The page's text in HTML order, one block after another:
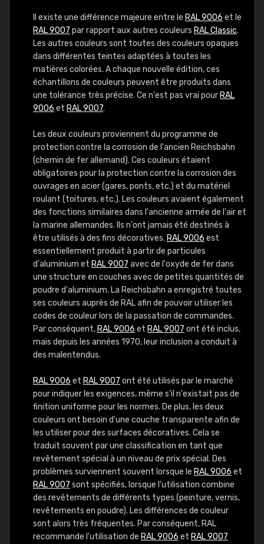
Il existe une différence majeure entre le RAL 9006 et le
RAL 9007 par rapport aux autres couleurs RAL Classic.
Les autres couleurs sont toutes des couleurs opaques
dans différentes teintes adaptées à toutes les
matières colorées. A chaque nouvelle édition, ces
échantillons de couleurs peuvent être produits dans
une tolérance très précise. Ce n'est pas vrai pour RAL
9006 et RAL 9007.
Les deux couleurs proviennent du programme de
protection contre la corrosion de l'ancien Reichsbahn
(chemin de fer allemand). Ces couleurs étaient
obligatoires pour la protection contre la corrosion des
ouvrages en acier (gares, ponts, etc.) et du matériel
roulant (toitures, etc.). Les couleurs avaient également
des fonctions similaires dans l'ancienne armée de l'air et
la marine allemandes. Ils n'ont jamais été destinés à
être utilisés à des fins décoratives. RAL 9006 est
essentiellement produit à partir de particules
d'aluminium et RAL 9007 avec de l'oxyde de fer dans
une structure en couches avec de petites quantités de
poudre d'aluminium. La Reichsbahn a enregistré toutes
ses couleurs auprès de RAL afin de pouvoir utiliser les
codes de couleur lors de la passation de commandes.
Par conséquent, RAL 9006 et RAL 9007 ont été inclus,
mais depuis les années 1970, leur inclusion a conduit à
des malentendus.
RAL 9006 et RAL 9007 ont été utilisés par le marché
pour indiquer les exigences, même s'il n'existait pas de
finition uniforme pour les normes. De plus, les deux
couleurs ont besoin d'une couche transparente afin de
les utiliser pour des surfaces décoratives. Cela se
traduit souvent par une classification en tant que
revêtement spécial à un niveau de prix spécial. Des
problèmes surviennent souvent lorsque le RAL 9006 et
RAL 9007 sont spécifiés, lorsque l'utilisation combine
des revêtements de différents types (peinture, vernis,
revêtements en poudre). Les différences de couleur
sont alors très fréquentes. Par conséquent, RAL
recommande l'utilisation de RAL 9006 et RAL 9007